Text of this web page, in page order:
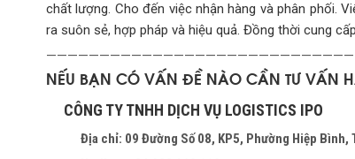
chất lượng. Cho đến việc nhận hàng và phân phối.
ra suôn sẻ, hợp pháp và hiệu quả. Đồng thời cung
NẾU BẠN CÓ VẤN ĐỀ NÀO CẦN TƯ VẤN
CÔNG TY TNHH DỊCH VỤ LOGISTICS IPO
Địa chỉ: 09 Đường Số 08, KP5, Phường Hiệp Bình,